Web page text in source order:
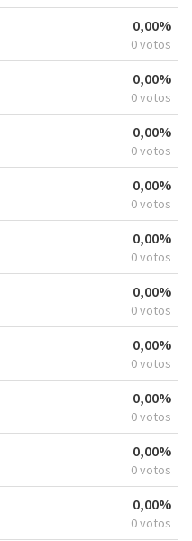
0,00%
0 votos
0,00%
0 votos
0,00%
0 votos
0,00%
0 votos
0,00%
0 votos
0,00%
0 votos
0,00%
0 votos
0,00%
0 votos
0,00%
0 votos
0,00%
0 votos